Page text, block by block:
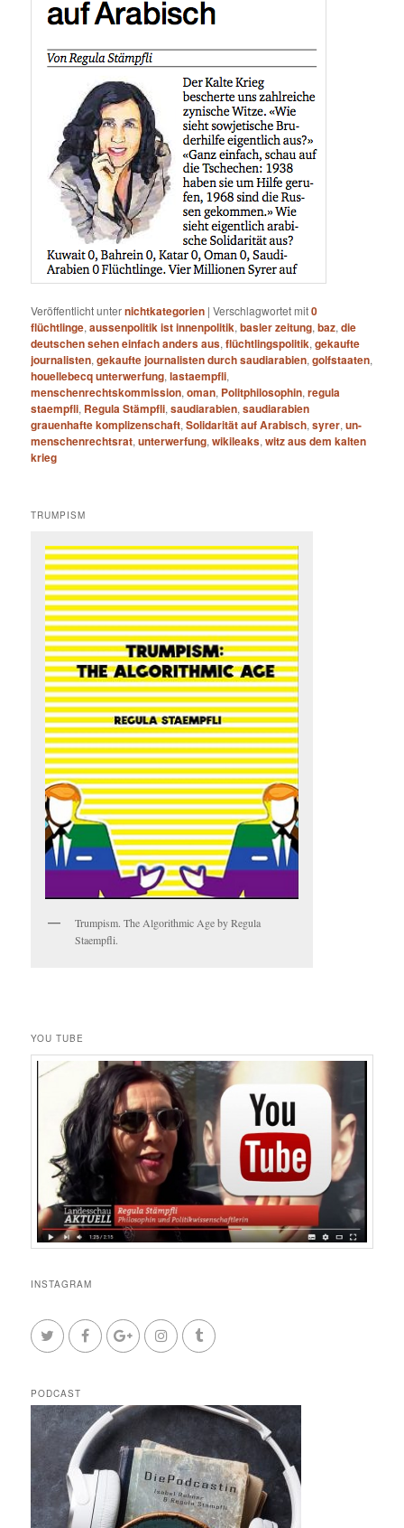
Veröffentlicht unternichtkategorien |Verschlagwortet mit0
flüchtlinge,aussenpolitik ist innenpolitik,basler zeitung,baz,die
deutschen sehen einfach anders aus,flüchtlingspolitik,gekaufte
journalisten,gekaufte journalisten durch saudiarabien,golfstaaten,
houellebecq unterwerfung,lastaempfli,
menschenrechtskommission,oman, Politphilosophin,regula
staempfli, Regula Stämpfli,saudiarabien,saudiarabien
grauenhafte komplizenschaft,Solidarität auf Arabisch,syrer,un-
menschenrechtsrat,unterwerfung,wikileaks,witz aus dem kalten
krieg
TRUMPISM
Trumpism. The Algorithmic Age by Regula
Staempfli.
YOU TUBE
INSTAGRAM
PODCAST